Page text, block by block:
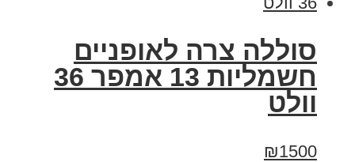
סוללה צרה לאופניים
חשמליות 13 אמפר 36
וולט
₪1500